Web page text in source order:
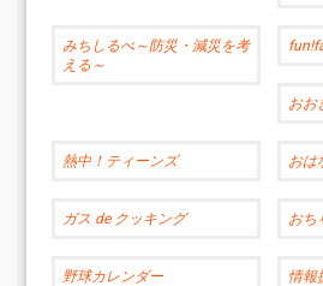
みちしるべ～防災・減災を考
える～
おお
熱中！ティーンズ おは
ガス de クッキング おち
野球カレンダー 情報